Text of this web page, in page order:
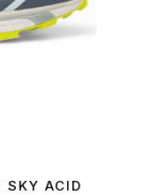
SKY ACID